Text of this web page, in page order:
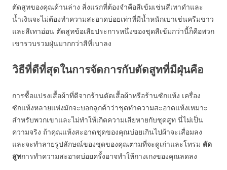
ตัดสูทของคุณด้านล่าง สิ่งแรกที่ต้องจำคือสีเข้มเช่นสีเทาดำและ
น้ำเงินจะไม่ต้องทำความสะอาดบ่อยเท่าที่มีน้ำหนักเบาเช่นครีมขาว
และสีเทาอ่อน ตัดสูทข้อเสียประการหนึ่งของชุดสีเข้มกว่านี้ก็คือพวก
เขารวบรวมฝุ่นมากกว่าสีที่เบาลง
วิธีที่ดีที่สุดในการจัดการกับตัดสูทที่มีฝุ่นคือ
การซื้อแปรงเสื้อผ้าที่ดีจากร้านตัดเสื้อผ้าหรือร้านซักแห้ง เครื่อง
ซักแห้งหลายแห่งมักจะบอกลูกค้าว่าชุดทำความสะอาดแห้งเหมาะ
สำหรับพวกเขาและไม่ทำให้เกิดความเสียหายกับชุดสูท นี่ไม่เป็น
ความจริง ถ้าคุณแห้งสะอาดชุดของคุณบ่อยเกินไปผ้าจะเสื่อมลง
และจะทำลายรูปลักษณ์ของชุดของคุณตามที่จะดูเก่าและโทรม ตัด
สูทการทำความสะอาดบ่อยครั้งอาจทำให้กางเกงของคุณลดลง